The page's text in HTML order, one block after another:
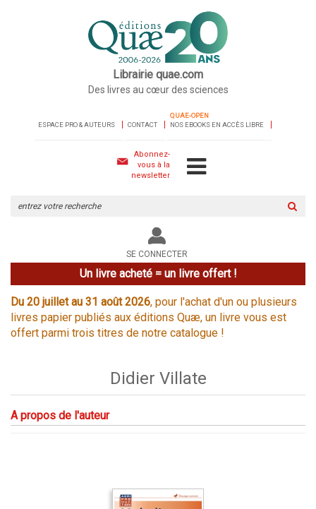
Librairie quae.com
Des livres au cœur des sciences
ESPACE PRO & AUTEURS CONTACT
QUAE-OPEN
NOS EBOOKS EN ACCÈS LIBRE
Abonnez-
vous à la
newsletter
le
site
SE CONNECTER
Un livre acheté = un livre offert !
Du 20 juillet au 31 août 2026, pour l'achat d'un ou plusieurs
livres papier publiés aux éditions Quæ, un livre vous est
offert parmi trois titres de notre catalogue !
Didier Villate
A propos de l'auteur